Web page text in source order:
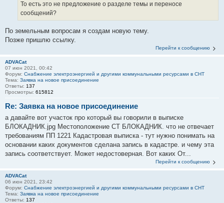
То есть это не предложение о разделе темы и переносе
сообщений?
По земельным вопросам я создам новую тему.
Позже пришлю ссылку.
Перейти к сообщению
ADVACat
07 июн 2021, 00:42
Форум: Снабжение электроэнергией и другими коммунальными ресурсами в СНТ
Тема: Заявка на новое присоединение
Ответы: 137
Просмотры: 615812
Re: Заявка на новое присоединение
а давайте вот участок про который вы говорили в выписке
БЛОКАДНИК.jpg Местоположение СТ БЛОКАДНИК. что не отвечает
требованиям ПП 1221 Кадастровая выписка - тут нужно понимать на
основании каких документов сделана запись в кадастре. и чему эта
запись соответствует. Может недостоверная. Вот каких От...
Перейти к сообщению
ADVACat
06 июн 2021, 23:42
Форум: Снабжение электроэнергией и другими коммунальными ресурсами в СНТ
Тема: Заявка на новое присоединение
Ответы: 137